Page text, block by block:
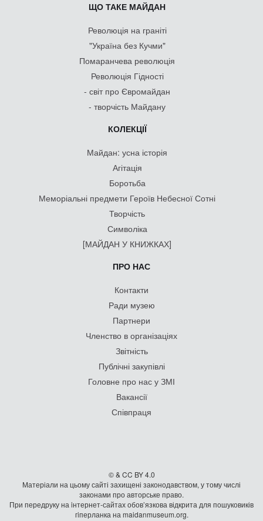
ЩО ТАКЕ МАЙДАН
Революція на граніті
"Україна без Кучми"
Помаранчева революція
Революція Гідності
- світ про Євромайдан
- творчість Майдану
КОЛЕКЦІЇ
Майдан: усна історія
Агітація
Боротьба
Меморіальні предмети Героїв Небесної Сотні
Творчість
Символіка
[МАЙДАН У КНИЖКАХ]
ПРО НАС
Контакти
Ради музею
Партнери
Членство в організаціях
Звітність
Публічні закупівлі
Головне про нас у ЗМІ
Вакансії
Співпраця
© & CC BY 4.0
Матеріали на цьому сайті захищені законодавством, у тому числі
законами про авторське право.
При передруку на iнтернет-сайтах обов’язкова відкрита для пошуковиків
гiперланка на maidanmuseum.org.